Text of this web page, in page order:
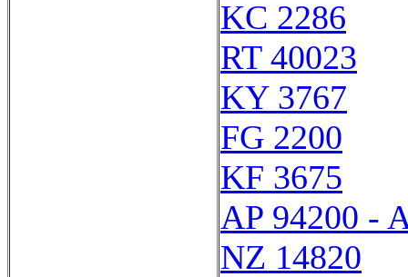
KC 2286
RT 40023
KY 3767
FG 2200
KF 3675
AP 94200 -
NZ 14820